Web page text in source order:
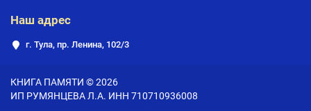
Наш адрес
г. Тула, пр. Ленина, 102/3
КНИГА ПАМЯТИ © 2026
ИП РУМЯНЦЕВА Л.А. ИНН 710710936008